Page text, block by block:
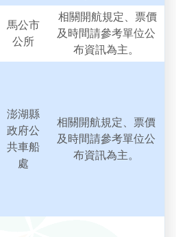
馬公市
公所
相關開航規定、票價
及時間請參考單位公
布資訊為主。
澎湖縣
政府公
共車船
處
相關開航規定、票價
及時間請參考單位公
布資訊為主。